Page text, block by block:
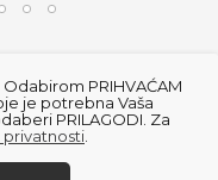
PRIHVAĆAM
je potrebna Vaša
PRILAGODI. Za
privatnosti